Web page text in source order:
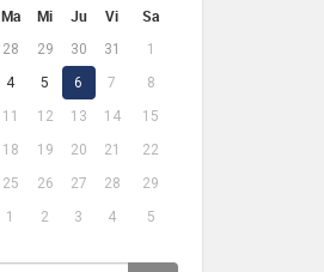
Ma Mi Ju Vi Sa
28 29 30 31
1
4 5 6 7
8
11 12 13 14
15
18 19 20 21
22
25 26 27 28
29
1 2 3 4 5